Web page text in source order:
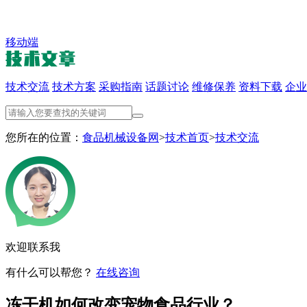
移动端
技术交流 技术方案 采购指南 话题讨论 维修保养 资料下载 企
您所在的位置： 食品机械设备网>技术首页>技术交流
欢迎联系我
有什么可以帮您？ 在线咨询